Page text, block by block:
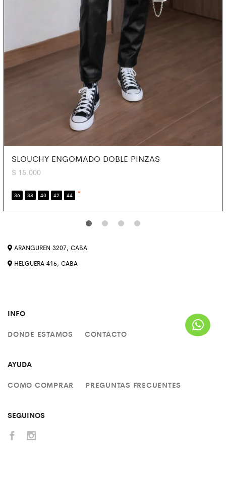
SLOUCHY ENGOMADO DOBLE PINZAS
$ 15.000
36 38 40 42 44 *
ARANGUREN 3207, CABA
HELGUERA 415, CABA
INFO
DONDE ESTAMOS CONTACTO
AYUDA
COMO COMPRAR PREGUNTAS FRECUENTES
SEGUINOS